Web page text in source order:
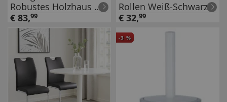
Robustes Holzhaus mit
Wetterschutz Grün
€ 83,99
Rollen Weiß-Schwarz
€ 32,99
-3 %